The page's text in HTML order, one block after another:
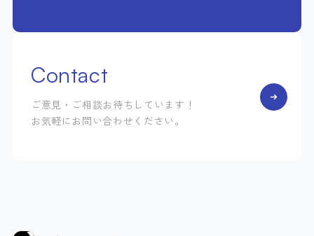
Contact
ご意見・ご相談お待ちしています！
お気軽にお問い合わせください。